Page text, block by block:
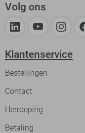
Volg ons
Klantenservice
Bestellingen
Contact
Herroeping
Betaling